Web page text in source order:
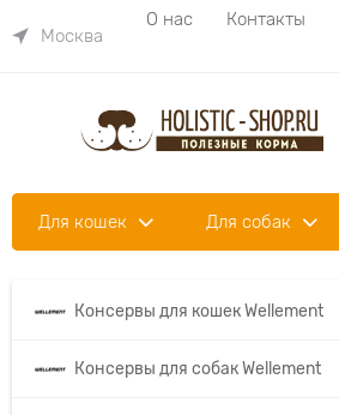
Москва
О нас Контакты
Для кошек Для собак
Консервы для кошек Wellement
Консервы для собак Wellement